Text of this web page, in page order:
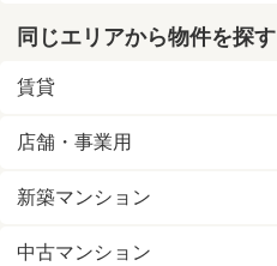
同じエリアから物件を探す
賃貸
店舗・事業用
新築マンション
中古マンション